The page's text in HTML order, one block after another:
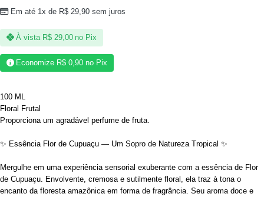
Em até 1x de R$ 29,90 sem juros
À vista R$29,00 no Pix
Economize R$ 0,90 no Pix
100 ML
Floral Frutal
Proporciona um agradável perfume de fruta.
✨ Essência Flor de Cupuaçu — Um Sopro de Natureza Tropical ✨
Mergulhe em uma experiência sensorial exuberante com a essência de Flor
de Cupuaçu. Envolvente, cremosa e sutilmente floral, ela traz à tona o
encanto da floresta amazônica em forma de fragrância. Seu aroma doce e